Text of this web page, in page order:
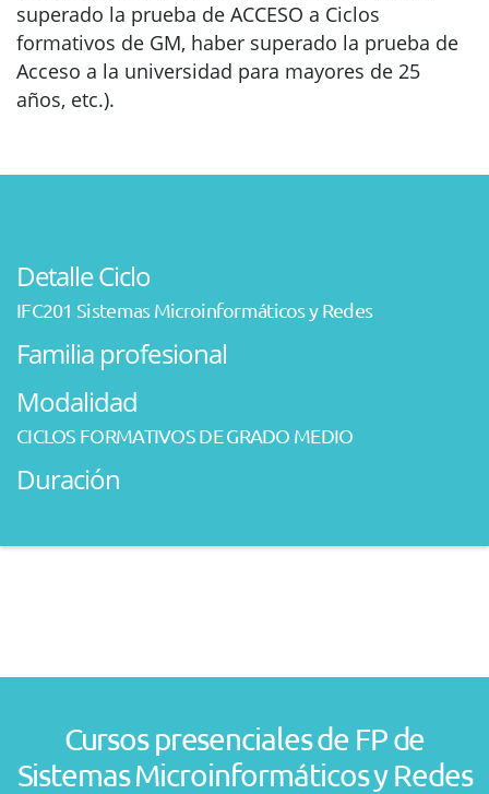
superado la prueba de ACCESO a Ciclos
formativos de GM, haber superado la prueba de
Acceso a la universidad para mayores de 25
años, etc.).
Detalle Ciclo
IFC201 Sistemas Microinformáticos y Redes
Familia profesional
Modalidad
CICLOS FORMATIVOS DE GRADO MEDIO
Duración
Cursos presenciales de FP de
Sistemas Microinformáticos y Redes